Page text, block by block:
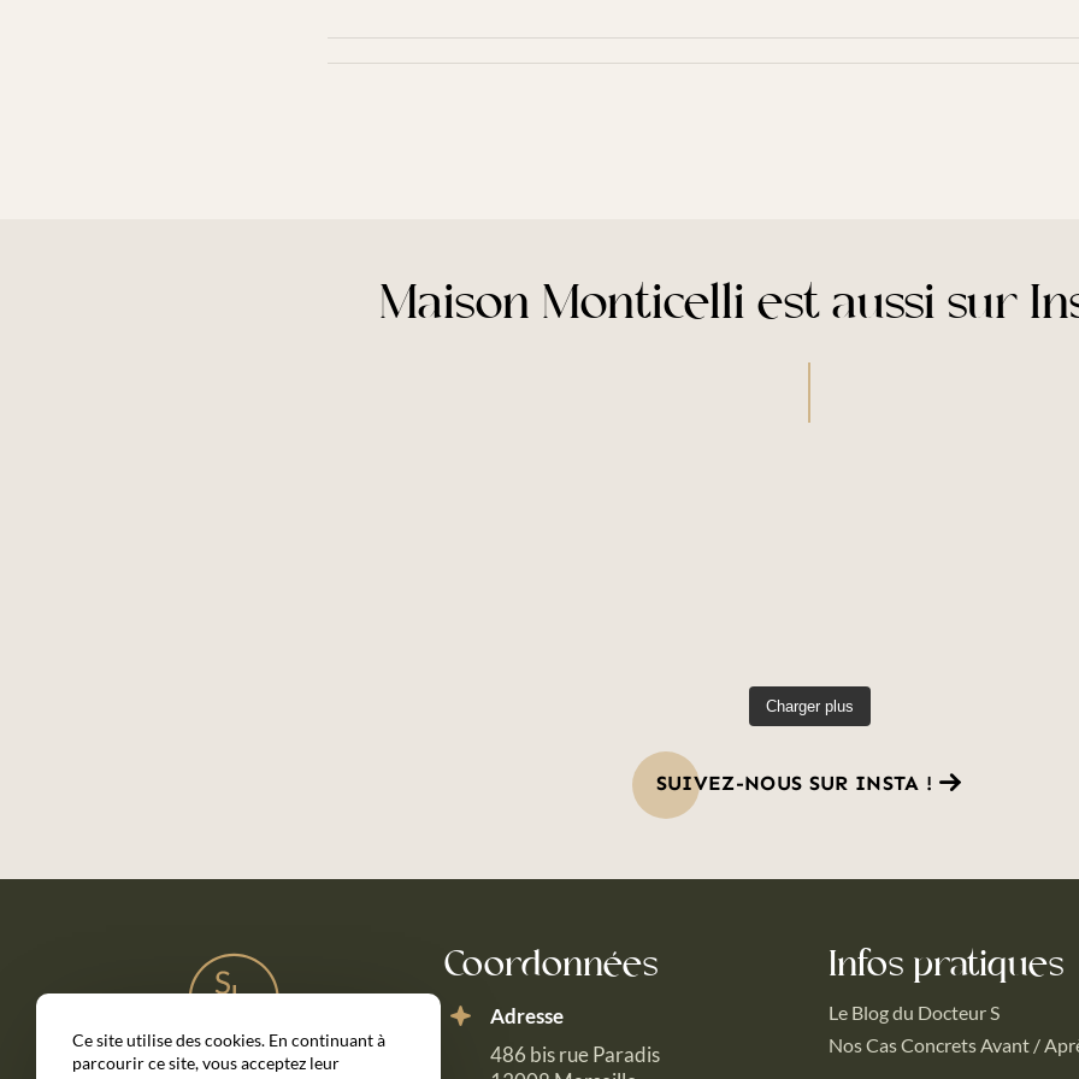
Maison Monticelli est aussi sur
Charger plus
SUIVEZ-NOUS SUR INSTA !
Coordonnées
Adresse
486 bis rue Paradis
Infos pratiques
Le Blog du Docteur S
Nos Cas Concrets Avant /
Ce site utilise des cookies. En continuant à
parcourir ce site, vous acceptez leur